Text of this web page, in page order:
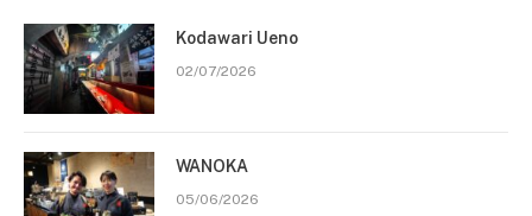
Kodawari Ueno
02/07/2026
WANOKA
05/06/2026